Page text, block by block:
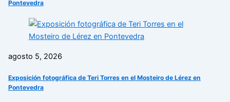
Pontevedra
agosto 5, 2026
Exposición fotográfica de Teri Torres en el Mosteiro de Lérez en
Pontevedra